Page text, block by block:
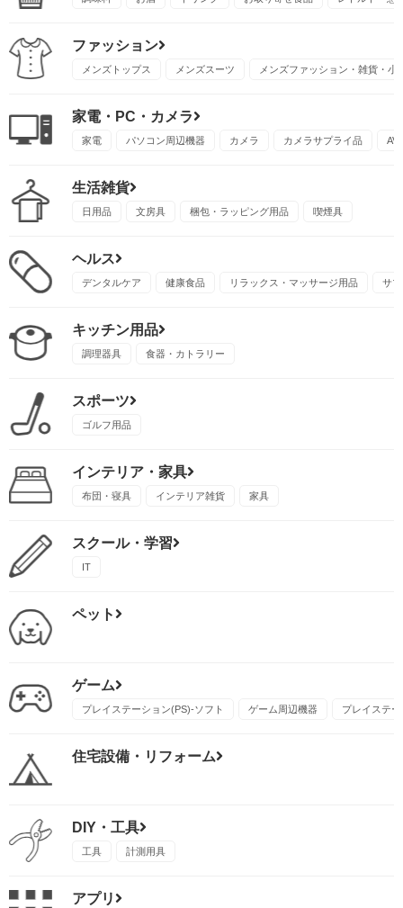
ファッション
メンズトップス メンズスーツ メンズファッション・雑貨・小
家電・PC・カメラ
家電 パソコン周辺機器 カメラ カメラサプライ品 AV
生活雑貨
日用品 文房具 梱包・ラッピング用品 喫煙具
ヘルス
デンタルケア 健康食品 リラックス・マッサージ用品 サ
キッチン用品
調理器具 食器・カトラリー
スポーツ
ゴルフ用品
インテリア・家具
布団・寝具 インテリア雑貨 家具
スクール・学習
IT
ペット
ゲーム
プレイステーション(PS)-ソフト ゲーム周辺機器 プレイステ
住宅設備・リフォーム
DIY・工具
工具 計測用具
アプリ